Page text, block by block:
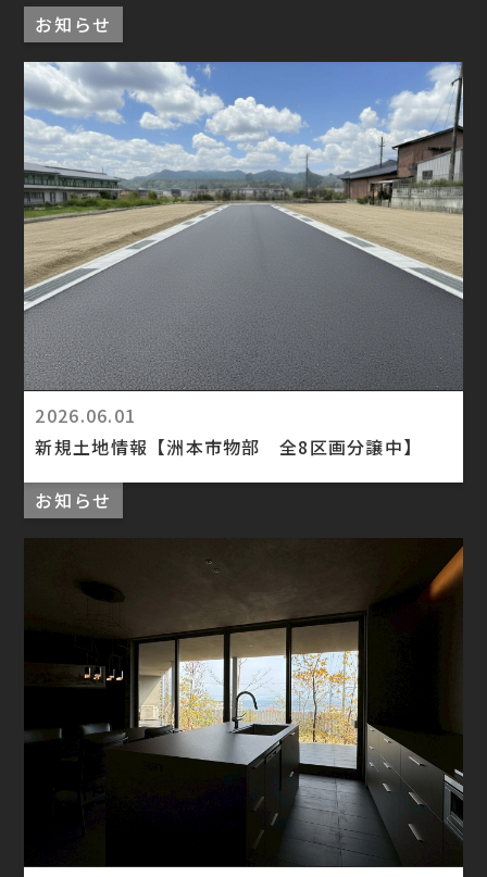
お知らせ
2026.06.01
新規土地情報【洲本市物部 全8区画分譲中】
お知らせ